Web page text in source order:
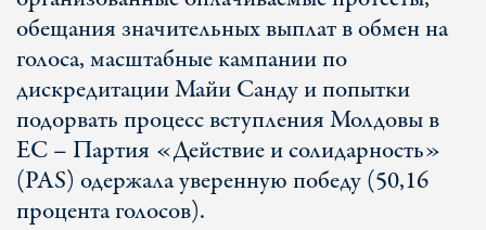
обещания значительных выплат в обмен на
голоса, масштабные кампании по
дискредитации Майи Санду и попытки
подорвать процесс вступления Молдовы в
ЕС – Партия «Действие и солидарность»
(PAS) одержала уверенную победу (50,16
процента голосов).